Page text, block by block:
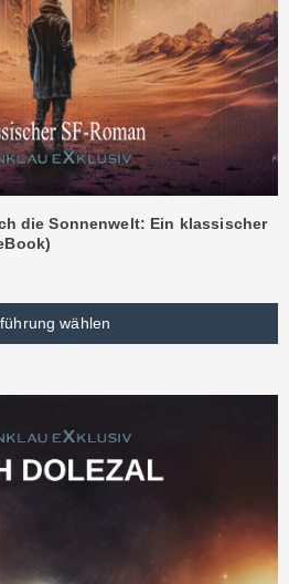
die Sonnenwelt: Ein klassischer
wählen